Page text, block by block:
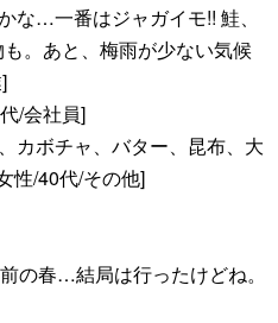
な…一番はジャガイモ!! 鮭、
。あと、梅雨が少ない気候
/会社員]
カボチャ、バター、昆布、大
性/40代/その他]
の春…結局は行ったけどね。